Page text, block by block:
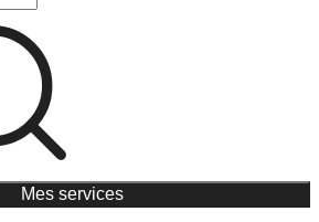
Mes services